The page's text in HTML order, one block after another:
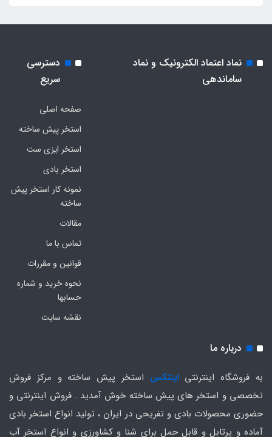
نماد اعتماد الکترونیک و نماد
ساماندهی
دسترسی
سریع
صفحه اصلی
استخر پیش ساخته
استخر ایزی ست
استخر بادی
نمونه کار استخر پیش
ساخته
مقالات
تماس با ما
قوانین و مقررات
نحوه خرید و شماره
حسابها
نقشه سایت
درباره ما
به فروشگاه اینترنتیاینتکس استخر پیش ساخته و مرکز فروش
تخصصی و استخر های پیش ساخته خوش آمدید . فروش اینترنتی و
حضوری محصولات بادی و تفریحی در ایران ، تولید انواع استخر بادی
آماده و پرتابل و قابل حمل برای شنا و کشاورزی و انواع استخر آب